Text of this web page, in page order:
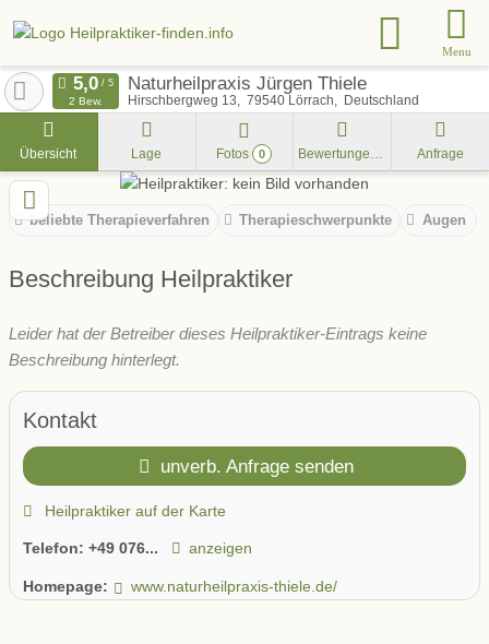
Menu
Naturheilpraxis Jürgen Thiele
Hirschbergweg 13 79540 Lörrach Deutschland
2 Bew.
Übersicht Lage Fotos 0 Bewertungen Anfrage
beliebte Therapieverfahren Therapieschwerpunkte Augen
Beschreibung Heilpraktiker
Leider hat der Betreiber dieses Heilpraktiker-Eintrags keine
Beschreibung hinterlegt.
Kontakt
unverb. Anfrage senden
Heilpraktiker auf der Karte
Telefon: +49 076... anzeigen
Homepage: www.naturheilpraxis-thiele.de/